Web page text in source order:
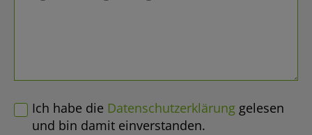
Ich habe die Datenschutzerklärung gelesen
und bin damit einverstanden.